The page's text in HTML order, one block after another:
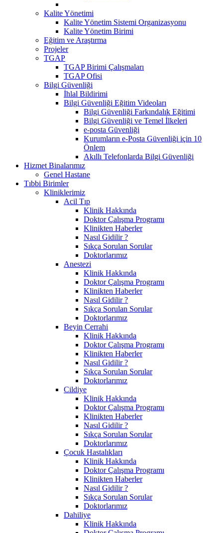
Kalite Yönetimi
Kalite Yönetim Sistemi Organizasyonu
Kalite Yönetim Birimi
Eğitim ve Araştırma
Projeler
TGAP
TGAP Birimi Çalışmaları
TGAP Ofisi
Bilgi Güvenliği
İhlal Bildirimi
Bilgi Güvenliği Eğitim Videoları
Bilgi Güvenliği Farkındalık Eğitimi
Bilgi Güvenliği ve Temel İlkeleri
e-posta Güvenliği
Kurumların e-Posta Güvenliği için 10
Önlem
Akıllı Telefonlarda Bilgi Güvenliği
Hizmet Binalarımız
Genel Hastane
Tıbbi Birimler
Kliniklerimiz
Acil Tıp
Klinik Hakkında
Doktor Çalışma Programı
Klinikten Haberler
Nasıl Gidilir ?
Sıkça Sorulan Sorular
Doktorlarımız
Anestezi
Klinik Hakkında
Doktor Çalışma Programı
Klinikten Haberler
Nasıl Gidilir ?
Sıkça Sorulan Sorular
Doktorlarımız
Beyin Cerrahi
Klinik Hakkında
Doktor Çalışma Programı
Klinikten Haberler
Nasıl Gidilir ?
Sıkça Sorulan Sorular
Doktorlarımız
Cildiye
Klinik Hakkında
Doktor Çalışma Programı
Klinikten Haberler
Nasıl Gidilir ?
Sıkça Sorulan Sorular
Doktorlarımız
Çocuk Hastalıkları
Klinik Hakkında
Doktor Çalışma Programı
Klinikten Haberler
Nasıl Gidilir ?
Sıkça Sorulan Sorular
Doktorlarımız
Dahiliye
Klinik Hakkında